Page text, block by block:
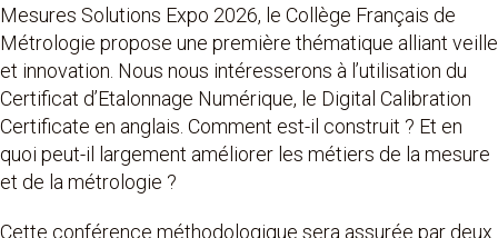
Mesures Solutions Expo 2026, le Collège Français de
Métrologie propose une première thématique alliant veille
et innovation. Nous nous intéresserons à l’utilisation du
Certificat d’Etalonnage Numérique, le Digital Calibration
Certificate en anglais. Comment est-il construit ? Et en
quoi peut-il largement améliorer les métiers de la mesure
et de la métrologie ?
Cette conférence méthodologique sera assurée par deux